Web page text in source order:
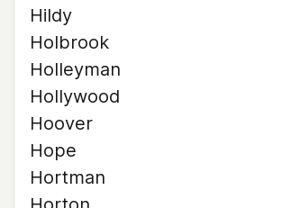
Hildy
Holbrook
Holleyman
Hollywood
Hoover
Hope
Hortman